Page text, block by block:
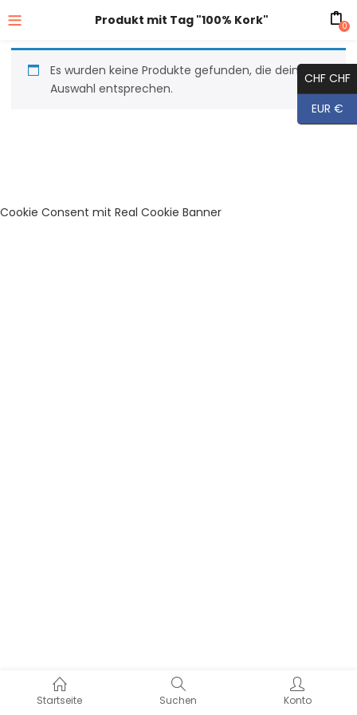
Produkt mit Tag "100% Kork" 0
Startseite Suchen Konto
Es wurden keine Produkte gefunden, die deiner
Auswahl entsprechen.
CHF CHF
EUR €
Cookie Consent mit Real Cookie Banner